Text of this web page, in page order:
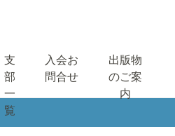
支
部
一
覧
入会お
問合せ
出版物
のご案
内